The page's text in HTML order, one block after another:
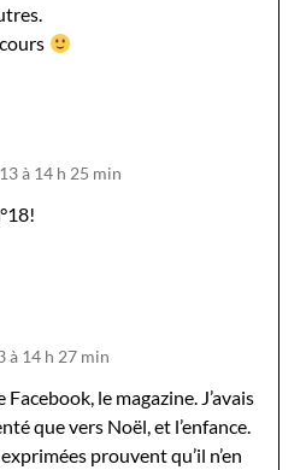
à 14 h 25 min
à 14 h 27 min
le magazine. J’avais
que vers Noël, et l’enfance.
prouvent qu’il n’en